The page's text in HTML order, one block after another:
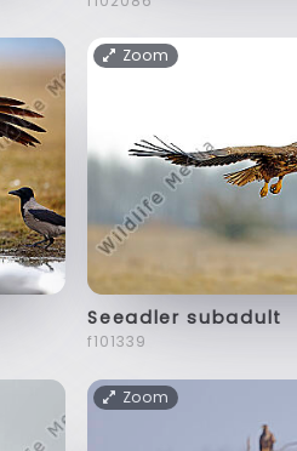
Zoom
Seeadler subadult
f101339
Zoom